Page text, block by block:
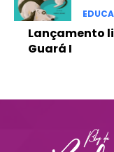
Lançamento
Guará I